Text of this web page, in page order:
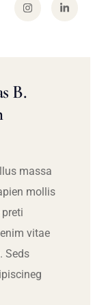
B.
massa
mollis
vitae
Seds